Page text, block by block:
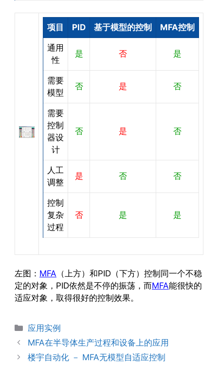
项目 PID 基于模型的控制 MFA控制
通用
性
是 否 是
需要
模型
否 是 否
需要
控制
器设
计
否 是 否
人工
调整
是 否 否
控制
复杂
过程
否 是 是
左图： MFA （上方）和PID（下方）控制同一个不稳
定的对象，PID依然是不停的振荡，而MFA能很快的
适应对象，取得很好的控制效果。
分
类
应用实例
MFA在半导体生产过程和设备上的应用
楼宇自动化 － MFA无模型自适应控制